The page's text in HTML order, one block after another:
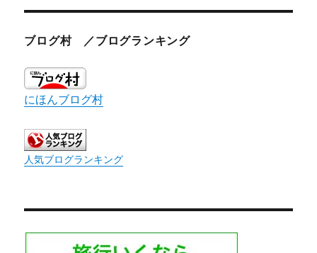
ブログ村 ／ブログランキング
にほんブログ村
人気ブログランキング